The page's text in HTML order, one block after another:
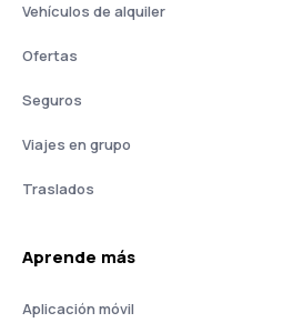
Vehículos de alquiler
Ofertas
Seguros
Viajes en grupo
Traslados
Aprende más
Aplicación móvil